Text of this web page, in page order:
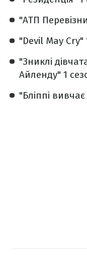
"АТП
"Devil May Cry"
"Зниклі
Айленду" 1
"Бліппі